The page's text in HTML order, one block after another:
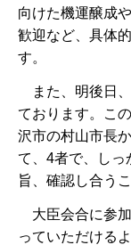
向けた機運醸成
歓迎など、具体
す。
また、明後日
ております。こ
沢市の村山市長
て、4者で、しっ
旨、確認し合う
大臣会合に参
っていただける